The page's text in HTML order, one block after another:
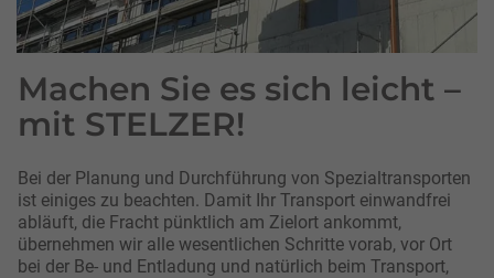
Machen Sie es sich leicht –
mit STELZER!
Bei der Planung und Durchführung von Spezialtransporten
ist einiges zu beachten. Damit Ihr Transport einwandfrei
abläuft, die Fracht pünktlich am Zielort ankommt,
übernehmen wir alle wesentlichen Schritte vorab, vor Ort
bei der Be- und Entladung und natürlich beim Transport,